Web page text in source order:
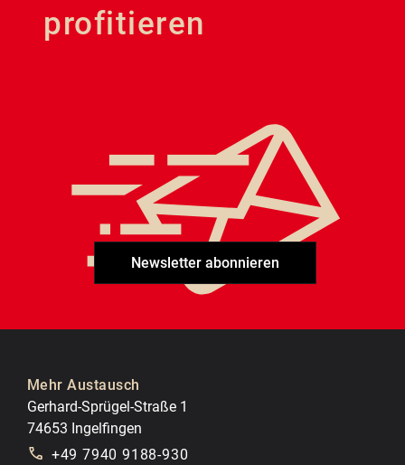
profitieren
Newsletter abonnieren
Mehr Austausch
Gerhard-Sprügel-Straße 1
74653 Ingelfingen
+49 7940 9188-930